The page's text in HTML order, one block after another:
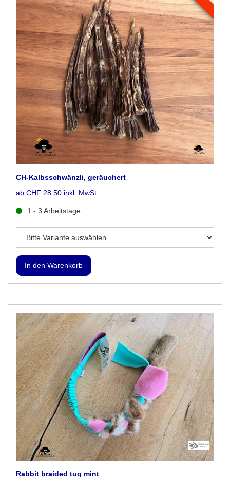
CH-Kalbsschwänzli, geräuchert
ab CHF 28.50 inkl. MwSt.
1 - 3 Arbeitstage
Rabbit braided tug mint